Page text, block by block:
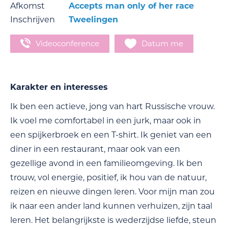
Afkomst
Accepts man only of her race
Inschrijven
Tweelingen
Videoconference Datum me
Karakter en interesses
Ik ben een actieve, jong van hart Russische vrouw.
Ik voel me comfortabel in een jurk, maar ook in
een spijkerbroek en een T-shirt. Ik geniet van een
diner in een restaurant, maar ook van een
gezellige avond in een familieomgeving. Ik ben
trouw, vol energie, positief, ik hou van de natuur,
reizen en nieuwe dingen leren. Voor mijn man zou
ik naar een ander land kunnen verhuizen, zijn taal
leren. Het belangrijkste is wederzijdse liefde, steun